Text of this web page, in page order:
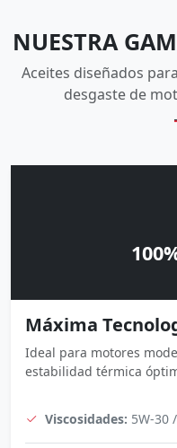
NUESTRA
Aceites diseñados
desgaste de
Máxima
Ideal para motores
estabilidad térmica
Viscosidades: 5W-30